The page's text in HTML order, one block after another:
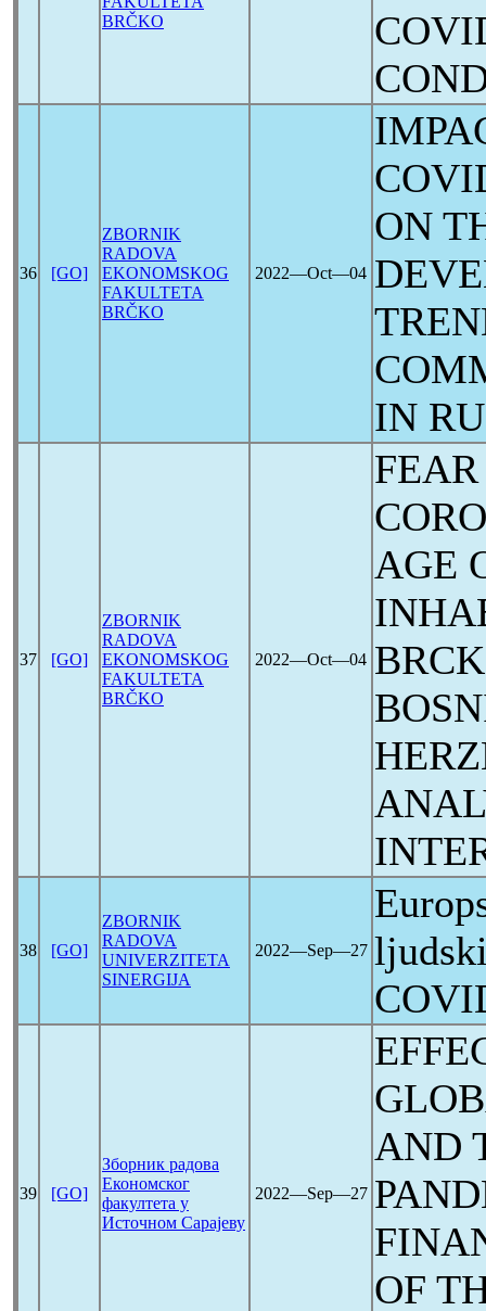
BRČKO
36 [GO]
ZBORNIK
RADOVA
EKONOMSKOG
FAKULTETA
BRČKO
2022―Oct―04
ON
IN
37 [GO]
ZBORNIK
RADOVA
EKONOMSKOG
FAKULTETA
BRČKO
2022―Oct―04
AGE
38 [GO]
ZBORNIK
RADOVA
UNIVERZITETA
SINERGIJA
2022―Sep―27
39 [GO]
Зборник радова
Економског
факултета у
Источном Сарајеву
2022―Sep―27
AND
OF